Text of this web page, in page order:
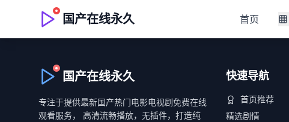
国产在线永久 首页
国产在线永久
专注于提供最新国产热门电影电视剧免费在线
观看服务， 高清流畅播放，无插件，打造纯
快速导航
首页推荐
精选剧情